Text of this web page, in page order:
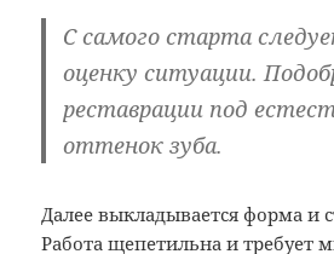
С самого старта
оценку ситуации.
реставрации под
оттенок зуба.
Далее выкладывается форма и
Работа щепетильна и требует